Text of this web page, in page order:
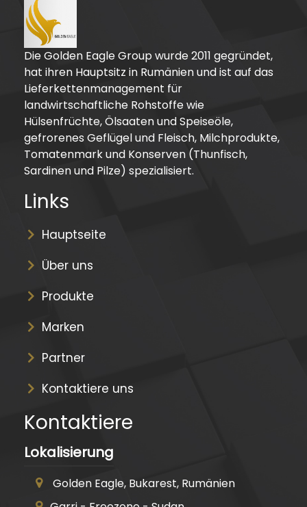
Die Golden Eagle Group wurde 2011 gegründet,
hat ihren Hauptsitz in Rumänien und ist auf das
Lieferkettenmanagement für
landwirtschaftliche Rohstoffe wie
Hülsenfrüchte, Ölsaaten und Speiseöle,
gefrorenes Geflügel und Fleisch, Milchprodukte,
Tomatenmark und Konserven (Thunfisch,
Sardinen und Pilze) spezialisiert.
Links
Hauptseite
Über uns
Produkte
Marken
Partner
Kontaktiere uns
Kontaktiere
Lokalisierung
Golden Eagle, Bukarest, Rumänien